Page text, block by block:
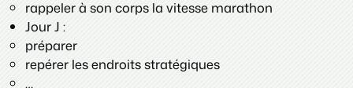
rappeler à son corps la vitesse marathon
Jour J :
préparer
repérer les endroits stratégiques
…